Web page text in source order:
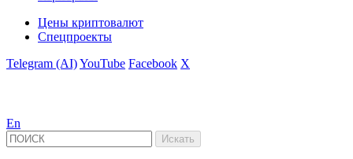
Цены криптовалют
Спецпроекты
Telegram (AI)YouTube Facebook X
En